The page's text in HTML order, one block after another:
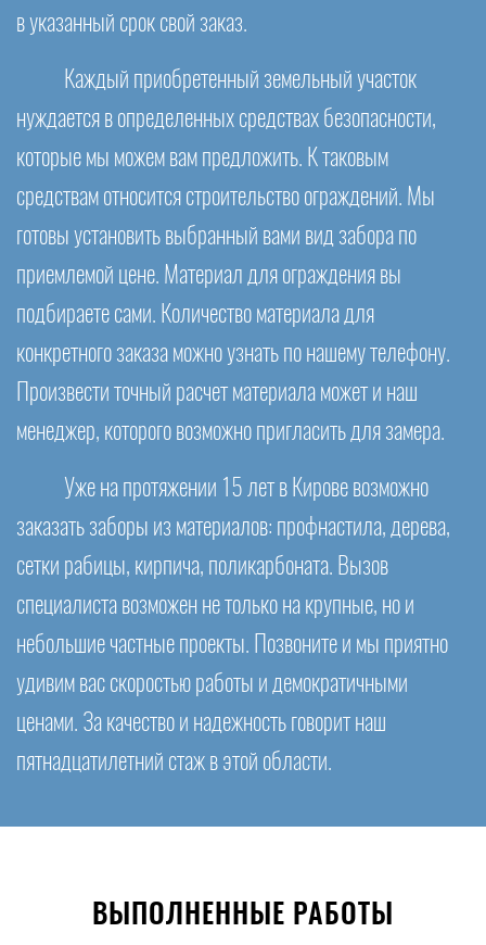
в указанный срок свой заказ.
Каждый приобретенный земельный участок
нуждается в определенных средствах безопасности,
которые мы можем вам предложить. К таковым
средствам относится строительство ограждений. Мы
готовы установить выбранный вами вид забора по
приемлемой цене. Материал для ограждения вы
подбираете сами. Количество материала для
конкретного заказа можно узнать по нашему телефону.
Произвести точный расчет материала может и наш
менеджер, которого возможно пригласить для замера.
Уже на протяжении 15 лет в Кирове возможно
заказать заборы из материалов: профнастила, дерева,
сетки рабицы, кирпича, поликарбоната. Вызов
специалиста возможен не только на крупные, но и
небольшие частные проекты. Позвоните и мы приятно
удивим вас скоростью работы и демократичными
ценами. За качество и надежность говорит наш
пятнадцатилетний стаж в этой области.
ВЫПОЛНЕННЫЕ РАБОТЫ